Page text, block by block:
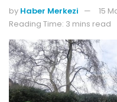
by Haber Merkezi
15
Reading Time: 3 mins read